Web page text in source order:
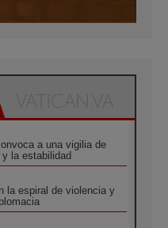
a una vigilia de
la estabilidad
la espiral de violencia y